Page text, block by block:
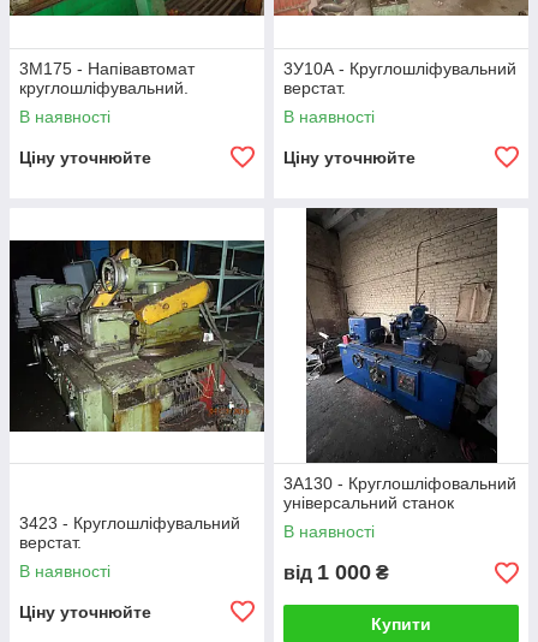
3М175 - Напівавтомат
круглошліфувальний.
В наявності
Ціну уточнюйте
3У10А - Круглошліфувальний
верстат.
В наявності
Ціну уточнюйте
3423 - Круглошліфувальний
верстат.
В наявності
Ціну уточнюйте
3А130 - Круглошліфовальний
універсальний станок
В наявності
від 1 000 ₴
Купити